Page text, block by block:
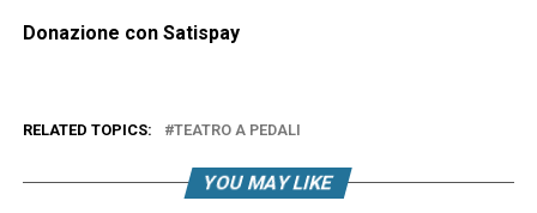
Donazione con Satispay
RELATED TOPICS: TEATRO A PEDALI
YOU MAY LIKE